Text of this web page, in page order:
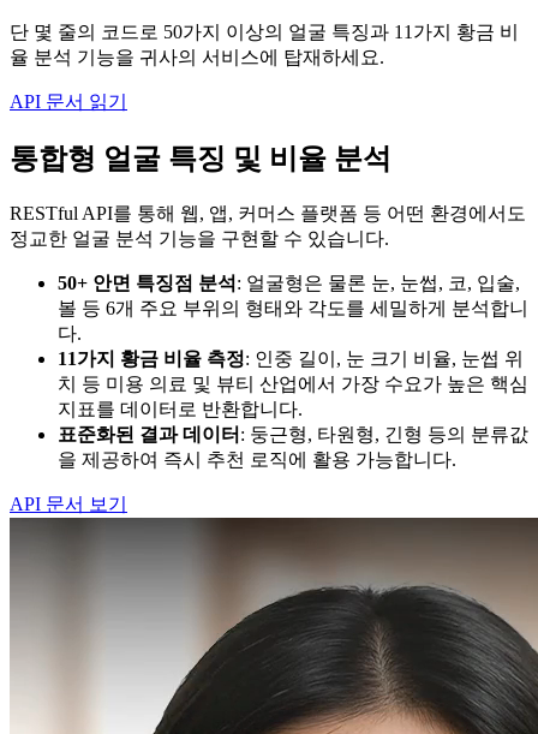
단 몇 줄의 코드로 50가지 이상의 얼굴 특징과 11가지 황금 비
율 분석 기능을 귀사의 서비스에 탑재하세요.
API 문서 읽기
통합형 얼굴 특징 및 비율 분석
RESTful API를 통해 웹, 앱, 커머스 플랫폼 등 어떤 환경에서도
정교한 얼굴 분석 기능을 구현할 수 있습니다.
50+ 안면 특징점 분석 : 얼굴형은 물론 눈, 눈썹, 코, 입술,
볼 등 6개 주요 부위의 형태와 각도를 세밀하게 분석합니
다.
11가지 황금 비율 측정: 인중 길이, 눈 크기 비율, 눈썹 위
치 등 미용 의료 및 뷰티 산업에서 가장 수요가 높은 핵심
지표를 데이터로 반환합니다.
표준화된 결과 데이터 : 둥근형, 타원형, 긴형 등의 분류값
을 제공하여 즉시 추천 로직에 활용 가능합니다.
API 문서 보기